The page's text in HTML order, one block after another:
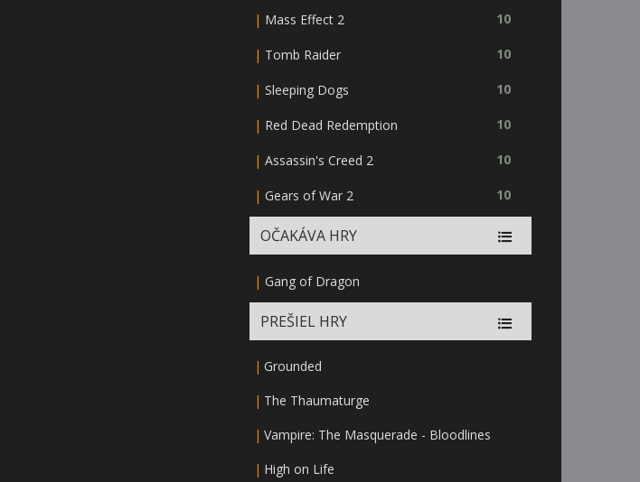
10
| Mass Effect 2
10
| Tomb Raider
10
| Sleeping Dogs
10
| Red Dead Redemption
10
| Assassin's Creed 2
10
| Gears of War 2
OČAKÁVA HRY
| Gang of Dragon
PREŠIEL HRY
| Grounded
| The Thaumaturge
| Vampire: The Masquerade - Bloodlines
| High on Life